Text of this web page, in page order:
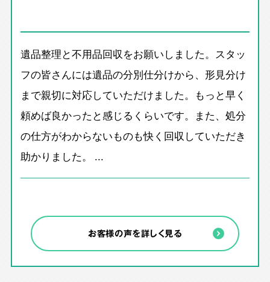
遺品整理と不用品回収をお願いしました。スタッ
フの皆さんには遺品の分別仕分けから、形見分け
まで親切に対応していただけました。もっと早く
頼めば良かったと感じるくらいです。また、処分
の仕方がわからないものも快く回収していただき
助かりました。 ...
お客様の声を詳しく見る